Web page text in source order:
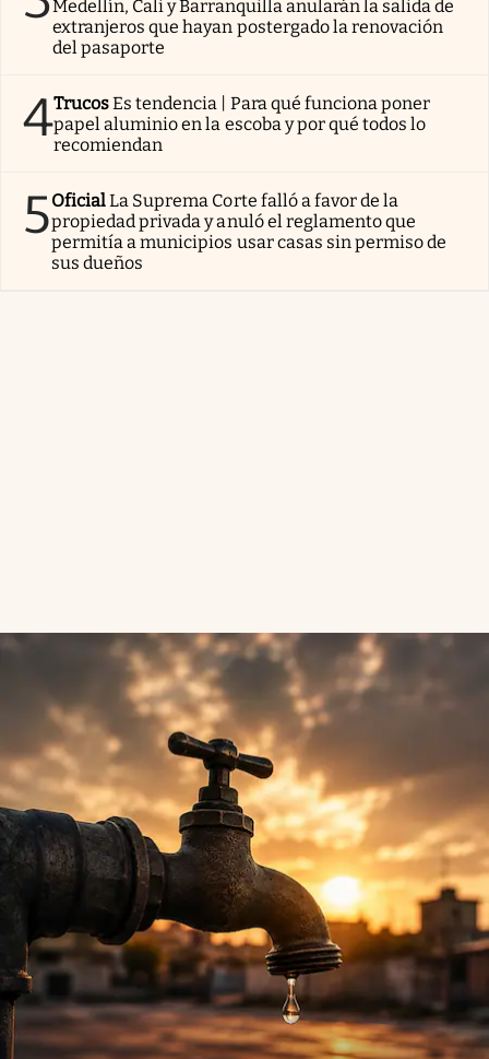
Medellín, Cali y Barranquilla anularán la salida de
extranjeros que hayan postergado la renovación
del pasaporte
4TrucosEs tendencia | Para qué funciona poner
papel aluminio en la escoba y por qué todos lo
recomiendan
5OficialLa Suprema Corte falló a favor de la
propiedad privada y anuló el reglamento que
permitía a municipios usar casas sin permiso de
sus dueños